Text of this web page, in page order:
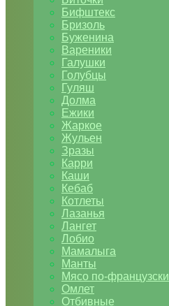
Бифштекс
Бризоль
Буженина
Вареники
Галушки
Голубцы
Гуляш
Долма
Ежики
Жаркое
Жульен
Зразы
Карри
Каши
Кебаб
Котлеты
Лазанья
Лангет
Лобио
Мамалыга
Манты
Мясо по-французски
Омлет
Отбивные